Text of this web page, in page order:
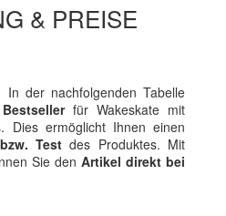
& PREISE
In der nachfolgenden Tabelle
für Wakeskate mit
Dies ermöglicht Ihnen einen
Test des Produktes. Mit
Sie den Artikel direkt bei